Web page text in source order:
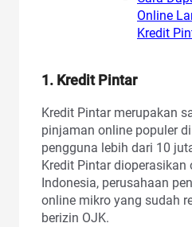
Online
Kredit
1. Kredit Pintar
Kredit Pintar merupakan
pinjaman online populer
pengguna lebih dari 10
Kredit Pintar dioperasikan
Indonesia, perusahaan
online mikro yang sudah
berizin OJK.